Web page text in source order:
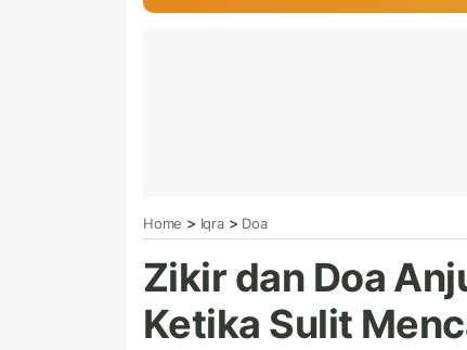
Home > Iqra> Doa
Zikir dan Doa
Ketika Sulit